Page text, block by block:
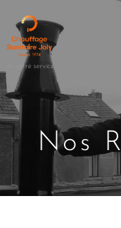
A votre service...
Nos